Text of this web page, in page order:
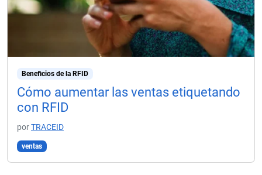
Beneficios de la RFID
Cómo aumentar las ventas etiquetando
con RFID
porTRACEID
ventas